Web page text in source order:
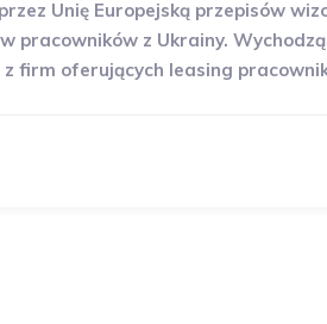
Unię Europejską przepisów
pracowników z Ukrainy.
firm oferujących leasing